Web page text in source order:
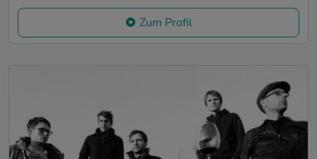
Zum Profil